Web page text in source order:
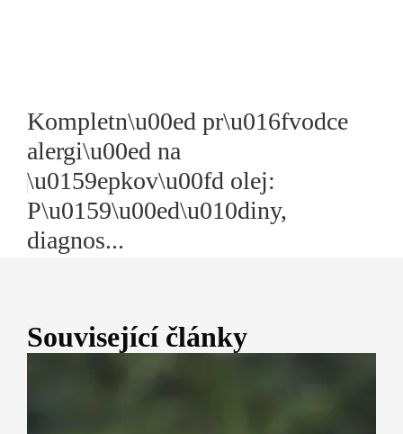
Kompletn\u00ed pr\u016fvodce
alergi\u00ed na
\u0159epkov\u00fd olej:
P\u0159\u00ed\u010diny,
diagnos...
Související články